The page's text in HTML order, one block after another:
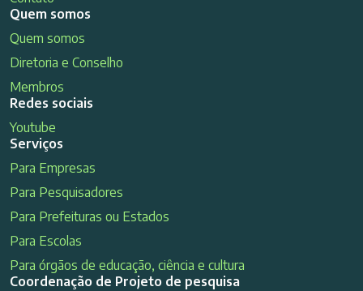
Quem somos
Quem somos
Diretoria e Conselho
Membros
Redes sociais
Youtube
Serviços
Para Empresas
Para Pesquisadores
Para Prefeituras ou Estados
Para Escolas
Para órgãos de educação, ciência e cultura
Coordenação de Projeto de pesquisa